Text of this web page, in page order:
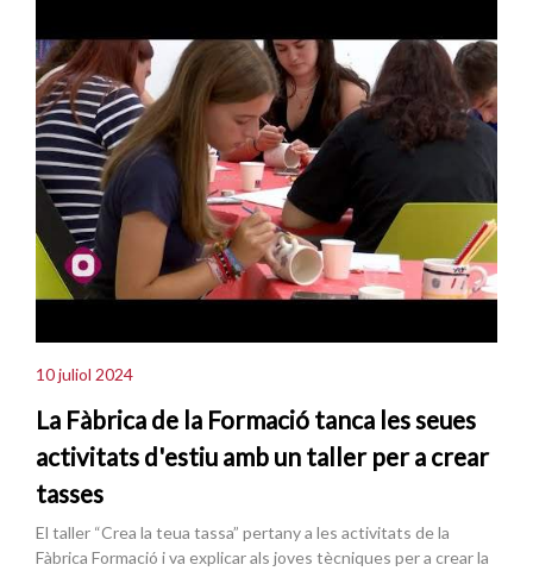
10 juliol 2024
La Fàbrica de la Formació tanca les seues
activitats d'estiu amb un taller per a crear
tasses
El taller “Crea la teua tassa” pertany a les activitats de la
Fàbrica Formació i va explicar als joves tècniques per a crear la